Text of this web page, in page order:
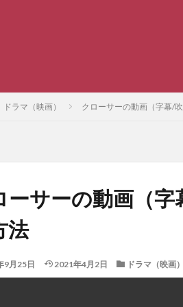
ドラマ（映画） クローサーの動画（字幕/
ーサーの動画（
法
9月25日 2021年4月2日 ドラマ（映画